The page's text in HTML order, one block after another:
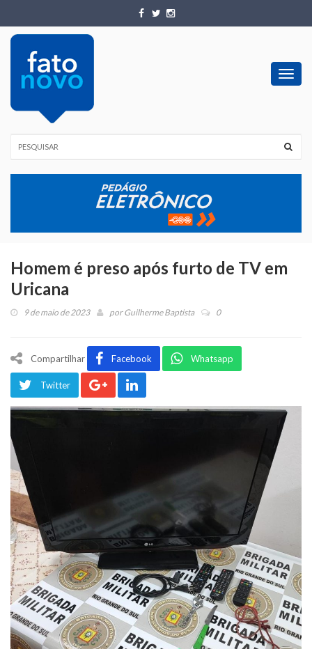
Homem é preso após furto de TV em
Uricana
9 de maio de 2023 porGuilherme Baptista 0
Compartilhar Facebook Whatsapp
Twitter